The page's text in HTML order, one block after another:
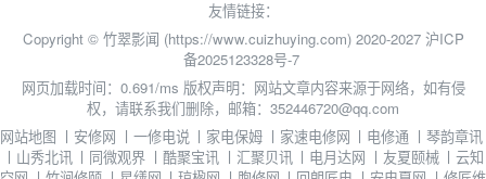
友情链接：
Copyright © 竹翠影闻 (https://www.cuizhuying.com) 2020-2027 沪ICP
备2025123328号-7
网页加载时间：0.691/ms 版权声明：网站文章内容来源于网络，如有侵
权，请联系我们删除，邮箱：352446720@qq.com
网站地图 丨 安修网 丨 一修电说 丨 家电保姆 丨 家速电修网 丨 电修通 丨琴韵章讯
丨 山秀北讯 丨 同微观界 丨 酷聚宝讯 丨 汇聚贝讯 丨 电月达网 丨 友夏颐械 丨云知